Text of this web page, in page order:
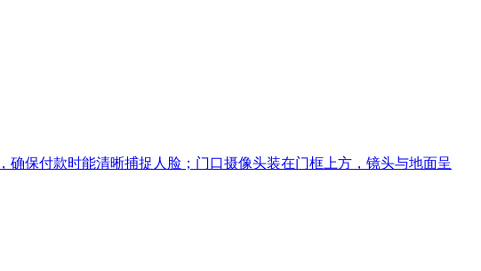
确保付款时能清晰捕捉人脸；门口摄像头装在门框上方，镜头与地面呈